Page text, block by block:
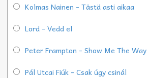
Kolmas Nainen - Tästä asti aikaa
Lord - Vedd el
Peter Frampton - Show Me The Way
Pál Utcai Fiúk - Csak úgy csinál